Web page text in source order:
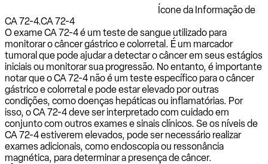
Ícone da Informação de
CA 72-4.CA 72-4
O exame CA 72-4 é um teste de sangue utilizado para
monitorar o câncer gástrico e colorretal. É um marcador
tumoral que pode ajudar a detectar o câncer em seus estágios
iniciais ou monitorar sua progressão. No entanto, é importante
notar que o CA 72-4 não é um teste específico para o câncer
gástrico e colorretal e pode estar elevado por outras
condições, como doenças hepáticas ou inflamatórias. Por
isso, o CA 72-4 deve ser interpretado com cuidado em
conjunto com outros exames e sinais clínicos. Se os níveis de
CA 72-4 estiverem elevados, pode ser necessário realizar
exames adicionais, como endoscopia ou ressonância
magnética, para determinar a presença de câncer.